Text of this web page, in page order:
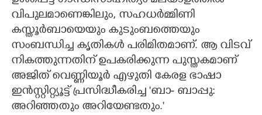
LITERATURE
ZOOM
CONTACT US
വിപുലമാണെങ്കിലും,​ സഹധർമ്മിണി
കസ്തൂർബായെയും കുടുംബത്തെയും
സംബന്ധിച്ച കൃതികൾ പരിമിതമാണ്. ആ വിടവ്
നികത്തുന്നതിന് ഉപകരിക്കുന്ന പുസ്തകമാണ്
അജിത് വെണ്ണിയൂർ എഴുതി കേരള ഭാഷാ
ഇൻസ്റ്റിറ്റ്യൂട്ട് പ്രസിദ്ധീകരിച്ച 'ബാ- ബാപ്പു:
അറിഞ്ഞതും അറിയേണ്ടതും."